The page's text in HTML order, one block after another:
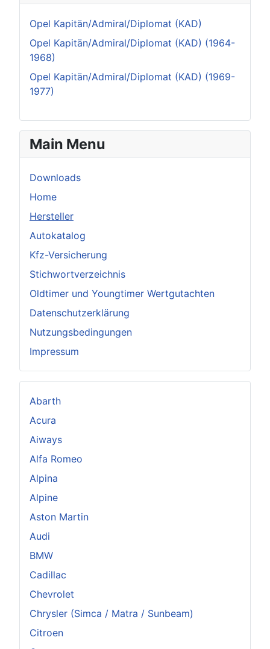
Main Menu
Downloads
Home
Hersteller
Autokatalog
Kfz-Versicherung
Stichwortverzeichnis
Oldtimer und Youngtimer Wertgutachten
Datenschutzerklärung
Nutzungsbedingungen
Impressum
Abarth
Acura
Aiways
Alfa Romeo
Alpina
Alpine
Aston Martin
Audi
BMW
Cadillac
Chevrolet
Chrysler (Simca / Matra / Sunbeam)
Citroen
Opel Kapitän/Admiral/Diplomat (KAD)
Opel Kapitän/Admiral/Diplomat (KAD) (1964-
1968)
Opel Kapitän/Admiral/Diplomat (KAD) (1969-
1977)